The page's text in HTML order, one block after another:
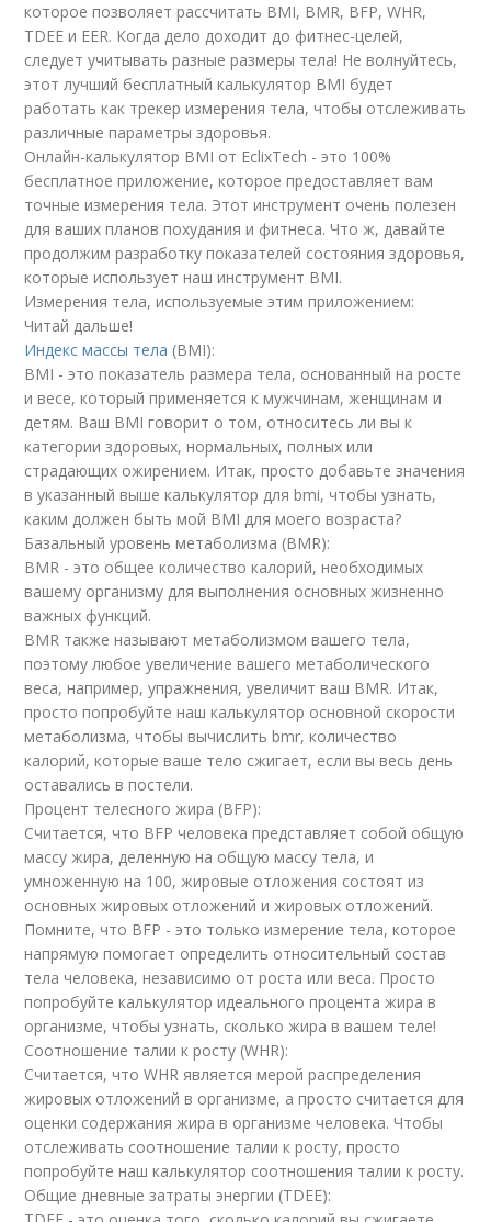
которое позволяет рассчитать BMI, BMR, BFP, WHR,
TDEE и EER. Когда дело доходит до фитнес-целей,
следует учитывать разные размеры тела! Не волнуйтесь,
этот лучший бесплатный калькулятор BMI будет
работать как трекер измерения тела, чтобы отслеживать
различные параметры здоровья.
Онлайн-калькулятор BMI от EclixTech - это 100%
бесплатное приложение, которое предоставляет вам
точные измерения тела. Этот инструмент очень полезен
для ваших планов похудания и фитнеса. Что ж, давайте
продолжим разработку показателей состояния здоровья,
которые использует наш инструмент BMI.
Измерения тела, используемые этим приложением:
Читай дальше!
Индекс массы тела (BMI):
BMI - это показатель размера тела, основанный на росте
и весе, который применяется к мужчинам, женщинам и
детям. Ваш BMI говорит о том, относитесь ли вы к
категории здоровых, нормальных, полных или
страдающих ожирением. Итак, просто добавьте значения
в указанный выше калькулятор для bmi, чтобы узнать,
каким должен быть мой BMI для моего возраста?
Базальный уровень метаболизма (BMR):
BMR - это общее количество калорий, необходимых
вашему организму для выполнения основных жизненно
важных функций.
BMR также называют метаболизмом вашего тела,
поэтому любое увеличение вашего метаболического
веса, например, упражнения, увеличит ваш BMR. Итак,
просто попробуйте наш калькулятор основной скорости
метаболизма, чтобы вычислить bmr, количество
калорий, которые ваше тело сжигает, если вы весь день
оставались в постели.
Процент телесного жира (BFP):
Считается, что BFP человека представляет собой общую
массу жира, деленную на общую массу тела, и
умноженную на 100, жировые отложения состоят из
основных жировых отложений и жировых отложений.
Помните, что BFP - это только измерение тела, которое
напрямую помогает определить относительный состав
тела человека, независимо от роста или веса. Просто
попробуйте калькулятор идеального процента жира в
организме, чтобы узнать, сколько жира в вашем теле!
Соотношение талии к росту (WHR):
Считается, что WHR является мерой распределения
жировых отложений в организме, а просто считается для
оценки содержания жира в организме человека. Чтобы
отслеживать соотношение талии к росту, просто
попробуйте наш калькулятор соотношения талии к росту.
Общие дневные затраты энергии (TDEE):